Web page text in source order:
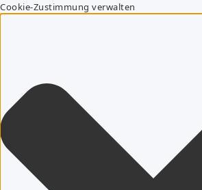
Cookie-Zustimmung verwalten